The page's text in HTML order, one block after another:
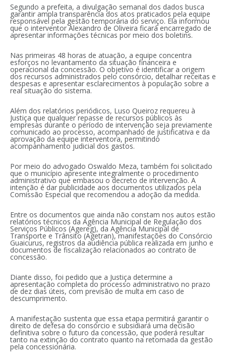
Segundo a prefeita, a divulgação semanal dos dados busca
garantir ampla transparência dos atos praticados pela equipe
responsável pela gestão temporária do serviço. Ela informou
que o interventor Alexandro de Oliveira ficará encarregado de
apresentar informações técnicas por meio dos boletins.
Nas primeiras 48 horas de atuação, a equipe concentra
esforços no levantamento da situação financeira e
operacional da concessão. O objetivo é identificar a origem
dos recursos administrados pelo consórcio, detalhar receitas e
despesas e apresentar esclarecimentos à população sobre a
real situação do sistema.
Além dos relatórios periódicos, Luso Queiroz requereu à
Justiça que qualquer repasse de recursos públicos às
empresas durante o período de intervenção seja previamente
comunicado ao processo, acompanhado de justificativa e da
aprovação da equipe interventora, permitindo
acompanhamento judicial dos gastos.
Por meio do advogado Oswaldo Meza, também foi solicitado
que o município apresente integralmente o procedimento
administrativo que embasou o decreto de intervenção. A
intenção é dar publicidade aos documentos utilizados pela
Comissão Especial que recomendou a adoção da medida.
Entre os documentos que ainda não constam nos autos estão
relatórios técnicos da Agência Municipal de Regulação dos
Serviços Públicos (Agereg), da Agência Municipal de
Transporte e Trânsito (Agetran), manifestações do Consórcio
Guaicurus, registros da audiência pública realizada em junho e
documentos de fiscalização relacionados ao contrato de
concessão.
Diante disso, foi pedido que a Justiça determine a
apresentação completa do processo administrativo no prazo
de dez dias úteis, com previsão de multa em caso de
descumprimento.
A manifestação sustenta que essa etapa permitirá garantir o
direito de defesa do consórcio e subsidiará uma decisão
definitiva sobre o futuro da concessão, que poderá resultar
tanto na extinção do contrato quanto na retomada da gestão
pela concessionária.